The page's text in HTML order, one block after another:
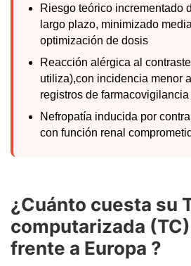
Riesgo teórico incrementado
largo plazo, minimizado
optimización de dosis
Reacción alérgica al
utiliza),con incidencia menor
registros de farmacovigilancia
Nefropatía inducida por
con función renal
¿Cuánto cuesta su
computarizada
frente a Europa ?